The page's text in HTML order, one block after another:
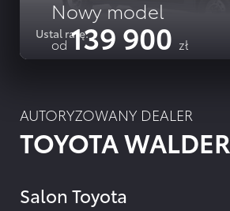
Nowy model
od139 900 zł
Ustal ratę.
AUTORYZOWANY DEALER
TOYOTA WALDER
Salon Toyota